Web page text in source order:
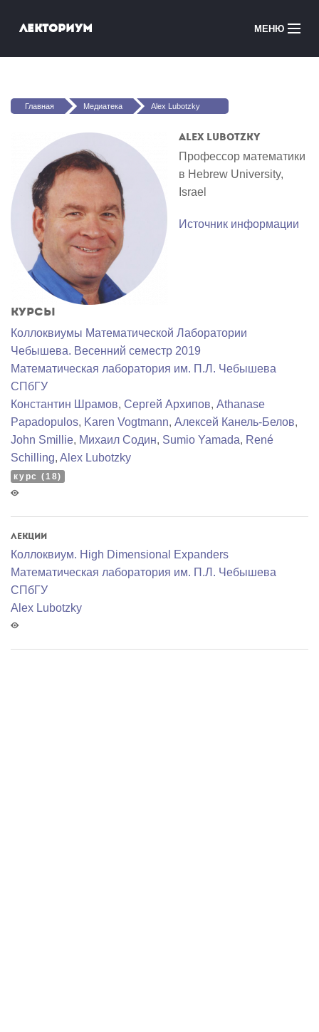
Лекториум МЕНЮ
Онлайн-школы
Courses in English
Вы здесь
Главная Медиатека Alex Lubotzky
Alex Lubotzky
Профессор математики
в Hebrew University,
Israel
Источник информации
Курсы
Коллоквиумы Математической Лаборатории
Чебышева. Весенний семестр 2019
Математичеcкая лаборатория им. П.Л. Чебышева
СПбГУ
Константин Шрамов, Сергей Архипов, Athanase
Papadopulos, Karen Vogtmann, Алексей Канель-Белов,
John Smillie, Михаил Содин, Sumio Yamada, René
Schilling, Alex Lubotzky
курс (18)
Лекции
Коллоквиум. High Dimensional Expanders
Математичеcкая лаборатория им. П.Л. Чебышева
СПбГУ
Alex Lubotzky